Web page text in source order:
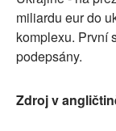
miliardu eur do
komplexu. První
podepsány.
Zdroj v